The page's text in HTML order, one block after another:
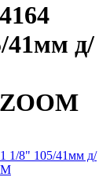
41мм д/
1/8" 105/41мм д/